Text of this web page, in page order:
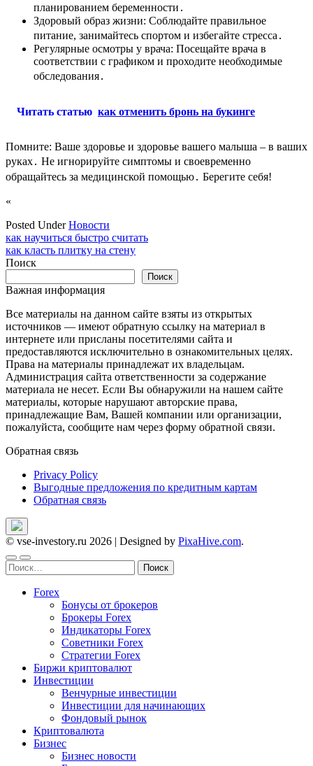
планированием беременности․
Здоровый образ жизни: Соблюдайте правильное
питание, занимайтесь спортом и избегайте стресса․
Регулярные осмотры у врача: Посещайте врача в
соответствии с графиком и проходите необходимые
обследования․
Читать статью как отменить бронь на букинге
Помните: Ваше здоровье и здоровье вашего малыша – в ваших
руках․ Не игнорируйте симптомы и своевременно
обращайтесь за медицинской помощью․ Берегите себя!
«
Posted UnderНовости
Навигация
по
как научиться быстро считать
как класть плитку на стену
Поиск
Поиск
Важная информация
Все материалы на данном сайте взяты из открытых
источников — имеют обратную ссылку на материал в
интернете или присланы посетителями сайта и
предоставляются исключительно в ознакомительных целях.
Права на материалы принадлежат их владельцам.
Администрация сайта ответственности за содержание
материала не несет. Если Вы обнаружили на нашем сайте
материалы, которые нарушают авторские права,
принадлежащие Вам, Вашей компании или организации,
пожалуйста, сообщите нам через форму обратной связи.
Обратная связь
Privacy Policy
Выгодные предложения по кредитным картам
Обратная связь
© vse-investory.ru 2026 | Designed by PixaHive.com.
Найти:
Forex
Бонусы от брокеров
Брокеры Forex
Индикаторы Forex
Советники Forex
Стратегии Forex
Биржи криптовалют
Инвестиции
Венчурные инвестиции
Инвестиции для начинающих
Фондовый рынок
Криптовалюта
Бизнес
Бизнес новости